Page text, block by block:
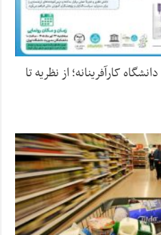
کارآفرینانه؛ از نظریه تا